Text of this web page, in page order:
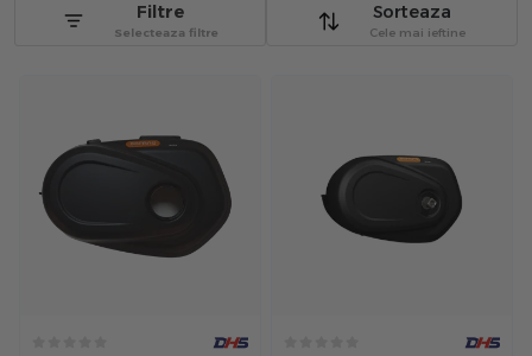
Sorteaza
Cele mai ieftine
Filtre
Selecteaza filtre